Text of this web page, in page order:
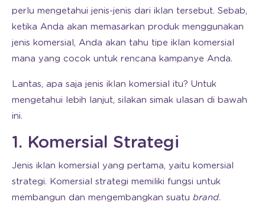
perlu mengetahui jenis-jenis dari iklan tersebut. Sebab,
ketika Anda akan memasarkan produk menggunakan
jenis komersial, Anda akan tahu tipe iklan komersial
mana yang cocok untuk rencana kampanye Anda.
Lantas, apa saja jenis iklan komersial itu? Untuk
mengetahui lebih lanjut, silakan simak ulasan di bawah
ini.
1. Komersial Strategi
Jenis iklan komersial yang pertama, yaitu komersial
strategi. Komersial strategi memiliki fungsi untuk
membangun dan mengembangkan suatu brand.